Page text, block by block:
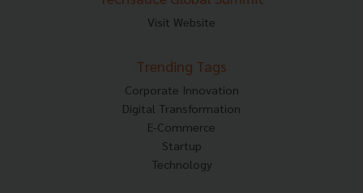
Visit Website
Trending Tags
Corporate Innovation
Digital Transformation
E-Commerce
Startup
Technology